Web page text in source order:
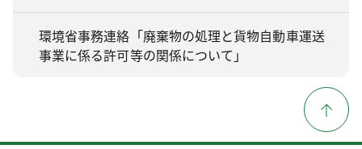
環境省事務連絡「廃棄物の処理と貨物自動車運送
事業に係る許可等の関係について」